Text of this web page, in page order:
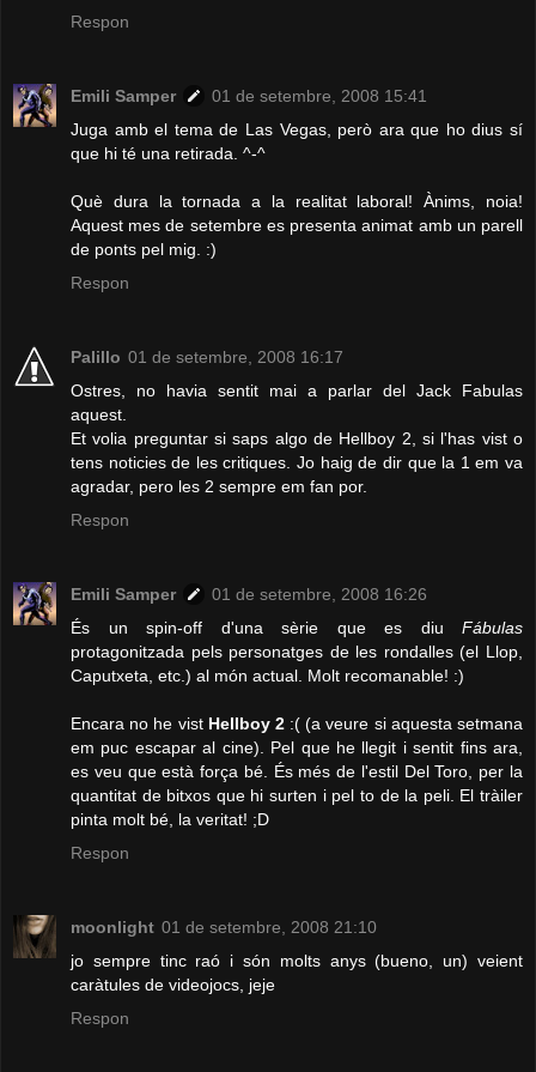
Respon
Emili Samper
01 de setembre, 2008 15:41
Juga amb el tema de Las Vegas, però ara que ho dius sí
que hi té una retirada. ^-^
Què dura la tornada a la realitat laboral! Ànims, noia!
Aquest mes de setembre es presenta animat amb un parell
de ponts pel mig. :)
Respon
Palillo 01 de setembre, 2008 16:17
Ostres, no havia sentit mai a parlar del Jack Fabulas
aquest.
Et volia preguntar si saps algo de Hellboy 2, si l'has vist o
tens noticies de les critiques. Jo haig de dir que la 1 em va
agradar, pero les 2 sempre em fan por.
Respon
Emili Samper
01 de setembre, 2008 16:26
És un spin-off d'una sèrie que es diu Fábulas
protagonitzada pels personatges de les rondalles (el Llop,
Caputxeta, etc.) al món actual. Molt recomanable! :)
Encara no he vist Hellboy 2:( (a veure si aquesta setmana
em puc escapar al cine). Pel que he llegit i sentit fins ara,
es veu que està força bé. És més de l'estil Del Toro, per la
quantitat de bitxos que hi surten i pel to de la peli. El tràiler
pinta molt bé, la veritat! ;D
Respon
moonlight 01 de setembre, 2008 21:10
jo sempre tinc raó i són molts anys (bueno, un) veient
caràtules de videojocs, jeje
Respon